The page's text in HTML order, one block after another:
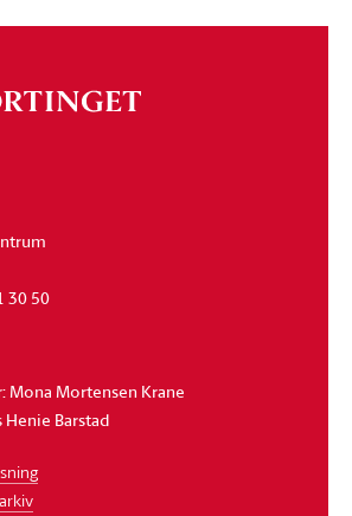
30 50
Mona Mortensen Krane
Barstad